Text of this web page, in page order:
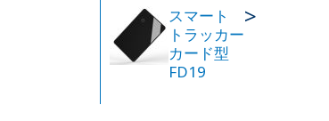
スマート
トラッカー
カード型
FD19
>